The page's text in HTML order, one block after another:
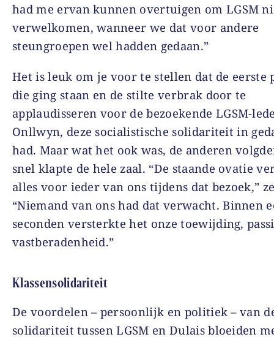
had me ervan kunnen overtuigen om LGSM
verwelkomen, wanneer we dat voor andere
steungroepen wel hadden gedaan.”
Het is leuk om je voor te stellen dat de eerste
die ging staan en de stilte verbrak door te
applaudisseren voor de bezoekende LGSM-
Onllwyn, deze socialistische solidariteit in
had. Maar wat het ook was, de anderen
snel klapte de hele zaal. “De staande ovatie
alles voor ieder van ons tijdens dat bezoek,”
“Niemand van ons had dat verwacht. Binnen
seconden versterkte het onze toewijding,
vastberadenheid.”
Klassensolidariteit
De voordelen – persoonlijk en politiek – van
solidariteit tussen LGSM en Dulais bloeiden